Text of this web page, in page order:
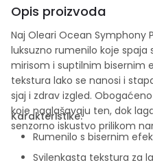
Opis proizvoda
Naj Oleari Ocean Symphony
luksuzno rumenilo koje spaja
mirisom i suptilnim bisernim
tekstura lako se nanosi i
sjaj i zdrav izgled.
koje naglašavaju ten, dok
senzorno iskustvo prilikom
Karakteristike:
Rumenilo s bisernim
Svilenkasta tekstura za